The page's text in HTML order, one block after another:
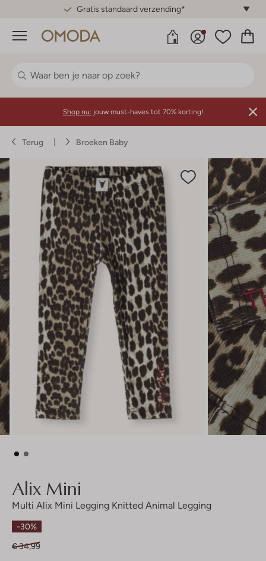
Gratis standaard verzending*
Menu
Shop nu: jouw must-haves tot 70% korting!
Terug Broeken Baby
Alix Mini
Multi Alix Mini Legging Knitted Animal Legging
-30%
€ 34,99